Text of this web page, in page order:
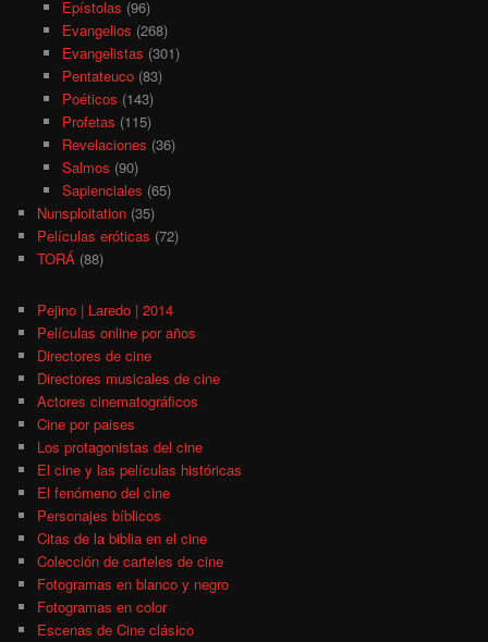
Epístolas (96)
Evangelios (268)
Evangelistas (301)
Pentateuco(83)
Poéticos (143)
Profetas (115)
Revelaciones (36)
Salmos (90)
Sapienciales (65)
Nunsploitation (35)
Películas eróticas (72)
TORÁ (88)
Pejino | Laredo | 2014
Películas online por años
Directores de cine
Directores musicales de cine
Actores cinematográficos
Cine por paises
Los protagonistas del cine
El cine y las películas históricas
El fenómeno del cine
Personajes bíblicos
Citas de la biblia en el cine
Colección de carteles de cine
Fotogramas en blanco y negro
Fotogramas en color
Escenas de Cine clásico